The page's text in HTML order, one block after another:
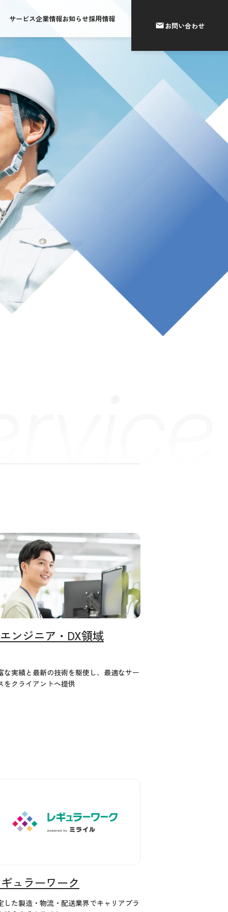
サービス企業情報お知らせ採用情報
お問い合わせ
ンジニア・DX領域
な実績と最新の技術を駆使し、最適なサー
をクライアントへ提供
ュラーワーク
した製造・物流・配送業界でキャリアプラ